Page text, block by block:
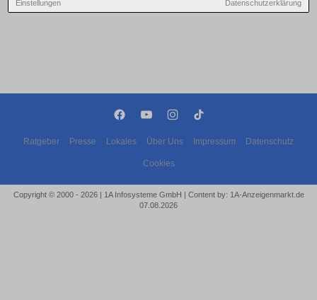
Einstellungen Datenschutzerklärung
Ratgeber Presse Lokales Über Uns Impressum Datenschutz
Cookies
Copyright © 2000 - 2026 | 1A Infosysteme GmbH | Content by: 1A-Anzeigenmarkt.de
07.08.2026